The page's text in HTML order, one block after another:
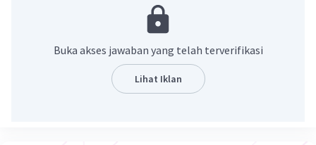
utama dari paragraf atau kutipan, dan dalam kutipan
tersebut, ide utama diungkapkan dalam kalimat ketiga:
"Karena bagi seorang musim, doa adalah senjata paling
ampuh." Kalimat ini menyatakan pandangan atau
keyakinan utama yang ingin disampaikan dalam paragraf
Buka akses jawaban yang telah terverifikasi
Lihat Iklan